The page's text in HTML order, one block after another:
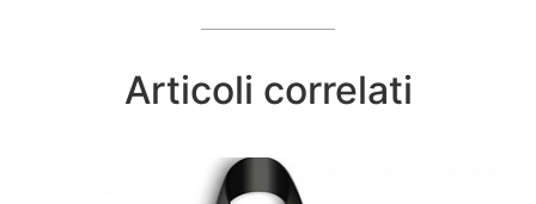
Articoli correlati